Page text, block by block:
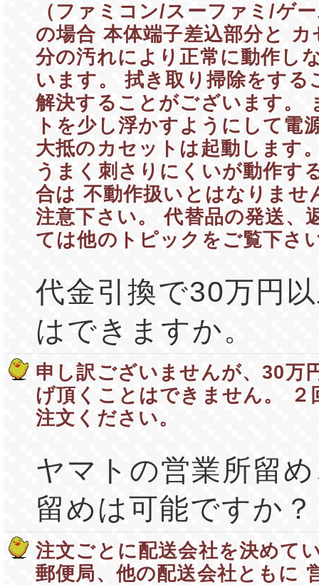
（ファミコン/スーファミ/ゲ
の場合 本体端子差込部分と カ
分の汚れにより正常に動作し
います。 拭き取り掃除をする
解決することがございます。
トを少し浮かすようにして電
大抵のカセットは起動します
うまく刺さりにくいが動作す
合は 不動作扱いとはなりませ
注意下さい。 代替品の発送、
ては他のトピックをご覧下さ
代金引換で30万円
はできますか。
申し訳ございませんが、30万
げ頂くことはできません。 ２
注文ください。
ヤマトの営業所留
留めは可能ですか？
注文ごとに配送会社を決めて
郵便局、他の配送会社ともに